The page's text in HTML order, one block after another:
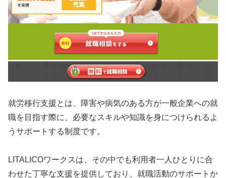
就労移行支援とは、障害や病気のある方が一般企業への就
職を目指す際に、必要なスキルや知識を身につけられるよ
うサポートする制度です。
LITALICOワークスは、その中でも利用者一人ひとりに合
わせた丁寧な支援を提供しており、就職活動のサポートか